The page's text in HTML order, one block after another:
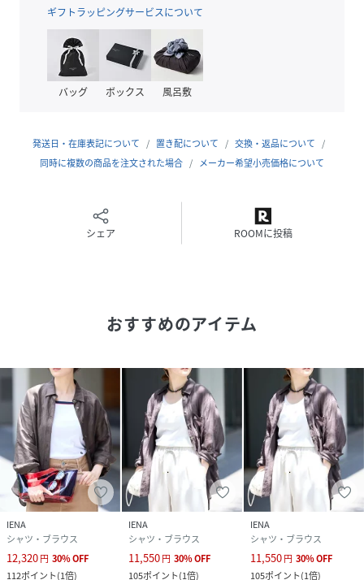
製品洗いをしているので、ナチュラルな風合いをお楽しみい
ただけるのもこだわりです。
デザインは、首元をすっきりと見せるバンドカラー仕様。
きちんと感がありながらも程よく力の抜けた印象で、シャツ
スタイルを上品に仕上げてくれます。
主張しすぎないミニマルなデザインの中に、IENAらしい遊び
心と特別感を添えています。
前を閉じてトップスとしてはもちろん、ボタンを開けて羽織
ラミーリヨセルノーカラーブラウス（品番：
26051900063010）
ラミーリヨセルショートシャツ（品番：26050900079010）
＊＊＊＊＊＊＊＊＊＊＊＊＊＊＊＊＊＊＊＊＊＊
透け感：ややあり
裏地：なし
伸縮性：なし
光沢感：なし
生地の厚さ：やや薄手
＊＊＊＊＊＊＊＊＊＊＊＊＊＊＊＊＊＊＊＊＊＊
ギフトラッピングサービスについて
バッグ ボックス 風呂敷
発送日・在庫表記について 置き配について
交換・返品について
同時に複数の商品を注文された場合
メーカー希望小売価格について
シェア ROOMに投稿
おすすめのアイテム
IENA
シャツ・ブラウス
12,320円 30%OFF
112ポイント(1倍)
IENA
シャツ・ブラウス
11,550円 30%OFF
105ポイント(1倍)
IENA
シャツ・ブラウス
11,550円 30%OFF
105ポイント(1倍)